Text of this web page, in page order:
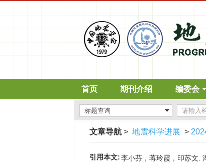
首页 期刊介绍 编委会
文章导航 > 地震科学进展 >
引用本文:李小芬，蒋玲霞，印苏文.